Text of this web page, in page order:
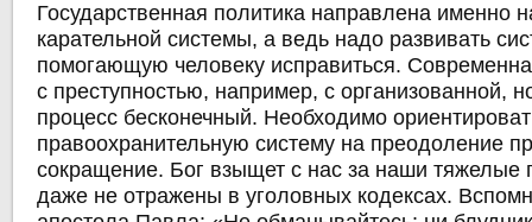
Государственная политика направлена именно
карательной системы, а ведь надо развивать
помогающую человеку исправиться.
с преступностью, например, с организованной,
процесс бесконечный. Необходимо
правоохранительную систему на преодоление
сокращение. Бог взыщет с нас за наши тяжелые
даже не отражены в уголовных кодексах.